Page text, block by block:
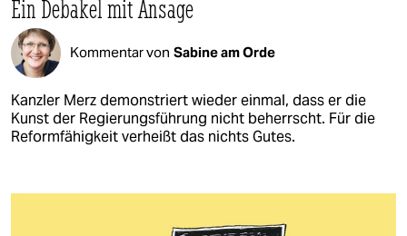
Ein Debakel mit Ansage
Kommentar von Sabine am Orde
Kanzler Merz demonstriert wieder einmal, dass er die
Kunst der Regierungsführung nicht beherrscht. Für die
Reformfähigkeit verheißt das nichts Gutes.